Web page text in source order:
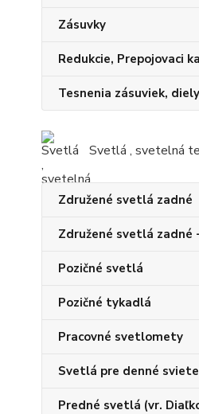
Zásuvky
Redukcie, Prepojovaci
Tesnenia zásuviek, diely
Svetlá , svetelná
Združené svetlá zadné
Združené svetlá zadné
Pozičné svetlá
Pozičné tykadlá
Pracovné svetlomety
Svetlá pre denné
Predné svetlá (vr.